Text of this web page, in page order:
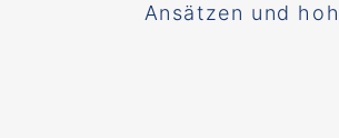
Ansätzen und